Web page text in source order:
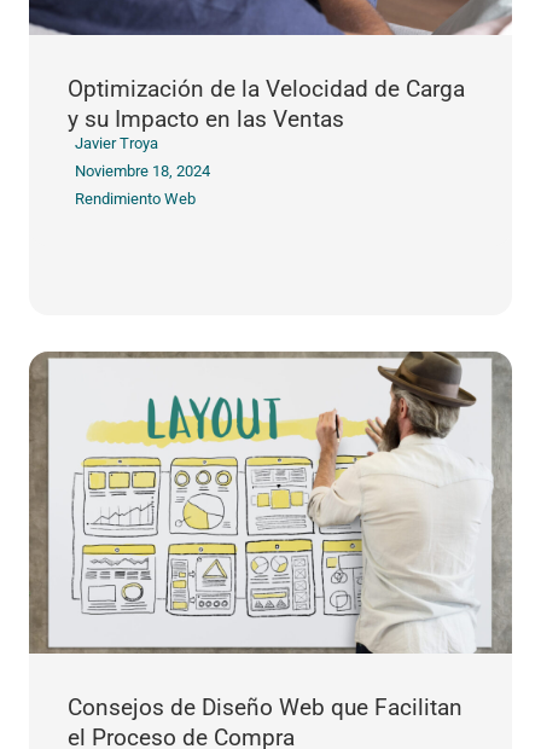
Optimización de la Velocidad de Carga
y su Impacto en las Ventas
Javier Troya
Noviembre 18, 2024
Rendimiento Web
Consejos de Diseño Web que Facilitan
el Proceso de Compra